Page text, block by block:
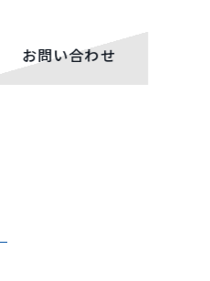
お問い合わせ